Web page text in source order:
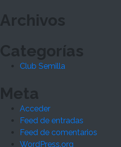
Archivos
Categorías
Club Semilla
Meta
Acceder
Feed de entradas
Feed de comentarios
WordPress.org